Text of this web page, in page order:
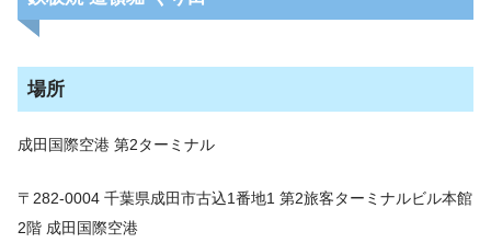
場所
成田国際空港 第2ターミナル
〒282-0004 千葉県成田市古込1番地1 第2旅客ターミナルビル本館
2階 成田国際空港